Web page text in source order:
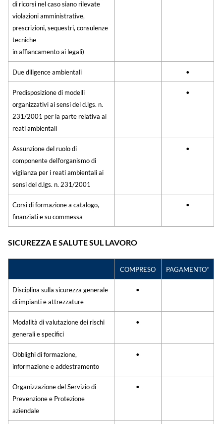
di ricorsi nel caso siano rilevate
violazioni amministrative,
prescrizioni, sequestri, consulenze
tecniche
in affiancamento ai legali)
Due diligence ambientali •
Predisposizione di modelli
organizzativi ai sensi del d.lgs. n.
231/2001 per la parte relativa ai
reati ambientali
•
Assunzione del ruolo di
componente dell’organismo di
vigilanza per i reati ambientali ai
sensi del d.lgs. n. 231/2001
•
Corsi di formazione a catalogo,
finanziati e su commessa
•
SICUREZZA E SALUTE SUL LAVORO
COMPRESO PAGAMENTO*
Disciplina sulla sicurezza generale
di impianti e attrezzature
•
Modalità di valutazione dei rischi
generali e specifici
•
Obblighi di formazione,
informazione e addestramento
•
Organizzazione del Servizio di
Prevenzione e Protezione
aziendale
•